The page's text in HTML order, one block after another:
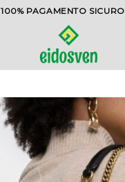
100% PAGAMENTO SICURO